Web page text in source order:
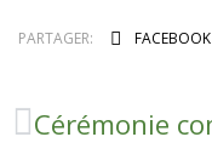
PARTAGER: FACEBOOK